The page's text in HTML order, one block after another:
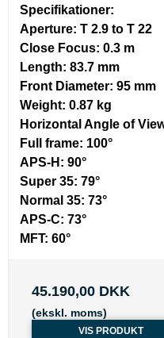
Specifikationer:
Aperture: T 2.9 to T 22
Close Focus: 0.3 m
Length: 83.7 mm
Front Diameter: 95 mm
Weight: 0.87 kg
Horizontal Angle of
Full frame: 100°
APS-H: 90°
Super 35: 79°
Normal 35: 73°
APS-C: 73°
MFT: 60°
45.190,00 DKK
(ekskl. moms)
VIS PRODUKT